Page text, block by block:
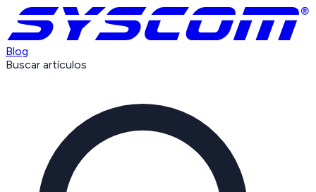
Blog
Buscar artículos